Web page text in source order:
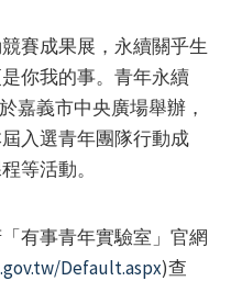
賽成果展，永續關乎生
你我的事。青年永續
嘉義市中央廣場舉辦，
入選青年團隊行動成
等活動。
有事青年實驗室」官網
Default.aspx)查